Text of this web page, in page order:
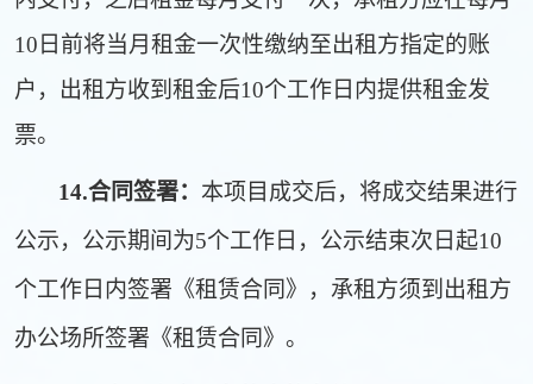
10日前将当月租金一次性缴纳至出租方指定的账
户，出租方收到租金后10个工作日内提供租金发
票。
14.合同签署： 本项 目成交后，将成交结果进行
公示，公示期间为5个工作日，公示结束次日起10
个工作日内签署《租赁合同》，承租方须到出租方
办公场所签署《租赁合同》。